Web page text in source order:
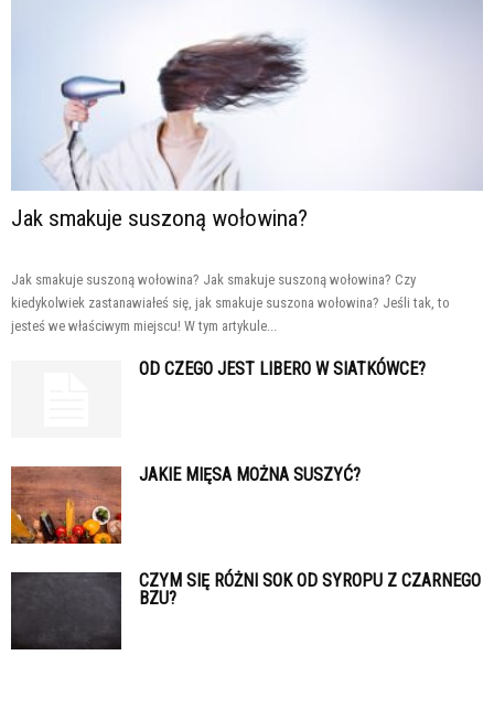
Jak smakuje suszoną wołowina?
Jak smakuje suszoną wołowina? Jak smakuje suszoną wołowina? Czy
kiedykolwiek zastanawiałeś się, jak smakuje suszona wołowina? Jeśli tak, to
jesteś we właściwym miejscu! W tym artykule...
OD CZEGO JEST LIBERO W SIATKÓWCE?
JAKIE MIĘSA MOŻNA SUSZYĆ?
CZYM SIĘ RÓŻNI SOK OD SYROPU Z CZARNEGO
BZU?